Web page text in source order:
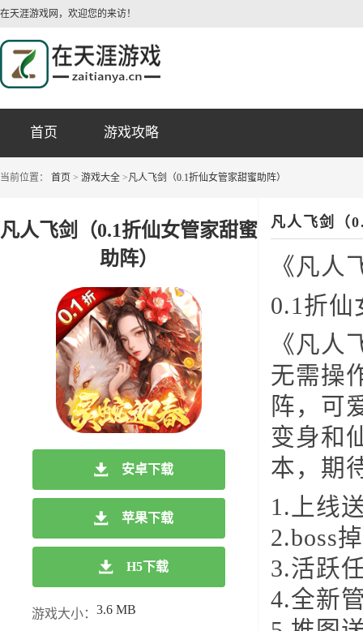
在天涯游戏网，欢迎您的来访！
首页 游戏攻略
当前位置： 首页 > 游戏大全 >凡人飞剑（0.1折仙女管家甜蜜助阵）
凡人飞剑（0.1折仙女管家甜蜜
助阵）
安卓下载
苹果下载
H5下载
游戏大小： 3.6 MB
凡人飞剑（
《凡人
0.1折仙
《凡
无需操
阵，可
变身和
本，期
1.上线
2.boss
3.活跃
4.全新